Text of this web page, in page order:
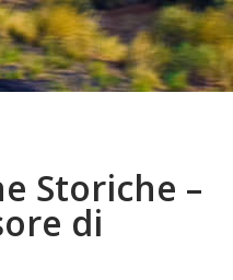
Storiche –
di